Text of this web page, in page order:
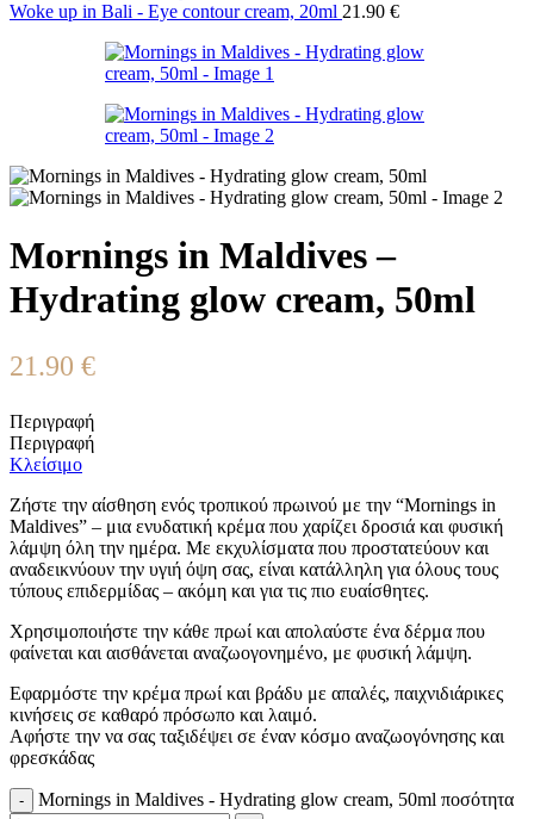
Woke up in Bali - Eye contour cream, 20ml 21.90 €
Mornings in Maldives –
Hydrating glow cream, 50ml
21.90 €
Περιγραφή
Περιγραφή
Κλείσιμο
Ζήστε την αίσθηση ενός τροπικού πρωινού με την “Mornings in
Maldives” – μια ενυδατική κρέμα που χαρίζει δροσιά και φυσική
λάμψη όλη την ημέρα. Με εκχυλίσματα που προστατεύουν και
αναδεικνύουν την υγιή όψη σας, είναι κατάλληλη για όλους τους
τύπους επιδερμίδας – ακόμη και για τις πιο ευαίσθητες.
Χρησιμοποιήστε την κάθε πρωί και απολαύστε ένα δέρμα που
φαίνεται και αισθάνεται αναζωογονημένο, με φυσική λάμψη.
Εφαρμόστε την κρέμα πρωί και βράδυ με απαλές, παιχνιδιάρικες
κινήσεις σε καθαρό πρόσωπο και λαιμό.
Αφήστε την να σας ταξιδέψει σε έναν κόσμο αναζωογόνησης και
φρεσκάδας
Mornings in Maldives - Hydrating glow cream, 50ml ποσότητα